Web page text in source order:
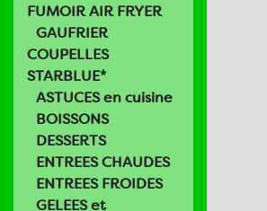
FUMOIR AIR FRYER
GAUFRIER
COUPELLES
STARBLUE*
ASTUCES en cuisine
BOISSONS
DESSERTS
ENTREES CHAUDES
ENTREES FROIDES
GELEES et